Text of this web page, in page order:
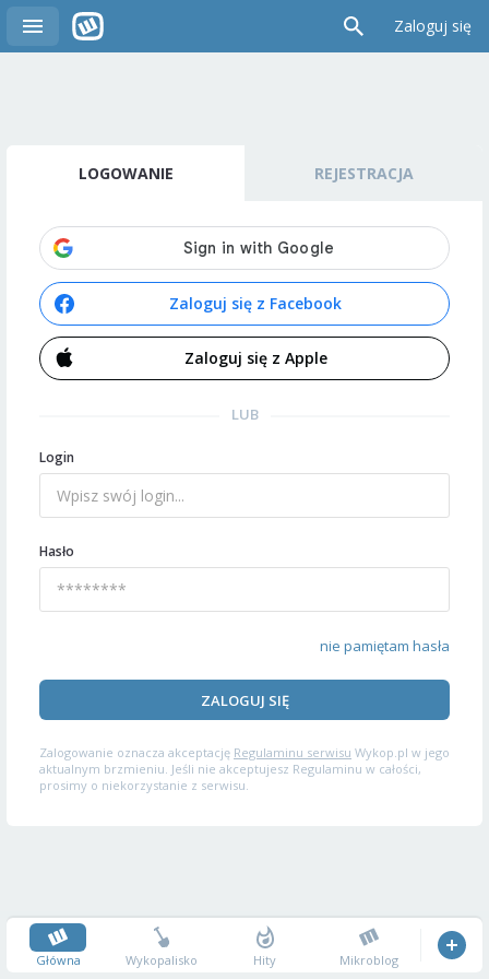
Zaloguj się
LOGOWANIE REJESTRACJA
Zaloguj się z Facebook
Zaloguj się z Apple
LUB
Login
Hasło
nie pamiętam hasła
ZALOGUJ SIĘ
Zalogowanie oznacza akceptację Regulaminu serwisu Wykop.pl w jego
aktualnym brzmieniu. Jeśli nie akceptujesz Regulaminu w całości,
prosimy o niekorzystanie z serwisu.
Główna Wykopalisko Hity Mikroblog